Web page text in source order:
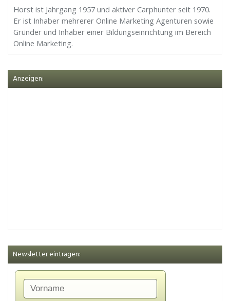
Horst ist Jahrgang 1957 und aktiver Carphunter seit 1970.
Er ist Inhaber mehrerer Online Marketing Agenturen sowie
Gründer und Inhaber einer Bildungseinrichtung im Bereich
Online Marketing.
Anzeigen:
Newsletter eintragen: